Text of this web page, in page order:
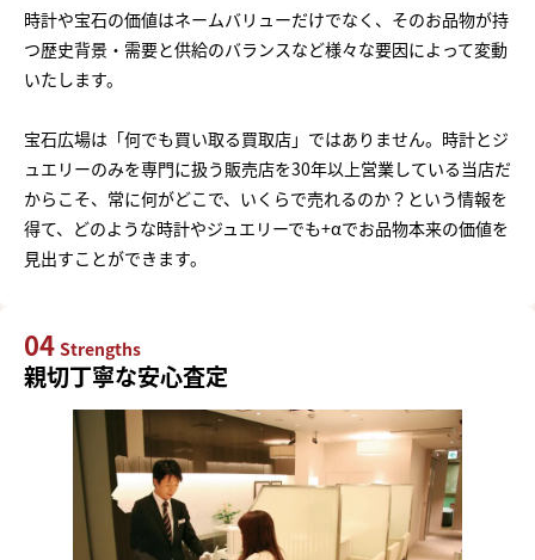
時計や宝石の価値はネームバリューだけでなく、そのお品物が持
つ歴史背景・需要と供給のバランスなど様々な要因によって変動
いたします。
宝石広場は「何でも買い取る買取店」ではありません。時計とジ
ュエリーのみを専門に扱う販売店を30年以上営業している当店だ
からこそ、常に何がどこで、いくらで売れるのか？という情報を
得て、どのような時計やジュエリーでも+αでお品物本来の価値を
見出すことができます。
04 Strengths
親切丁寧な安心査定